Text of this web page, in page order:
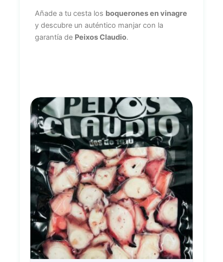
Añade a tu cesta los boquerones en vinagre
y descubre un auténtico manjar con la
garantía de Peixos Claudio.